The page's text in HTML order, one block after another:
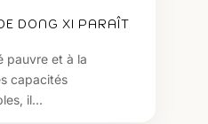
DONG XI PARAÎT
pauvre et à la
capacités
il...